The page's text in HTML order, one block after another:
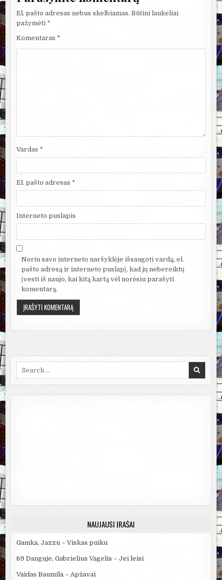
El. pašto adresas nebus skelbiamas. Būtini laukeliai
pažymėti *
Komentaras *
Vardas *
El. pašto adresas *
Interneto puslapis
Noriu savo interneto naršyklėje išsaugoti vardą, el.
pašto adresą ir interneto puslapį, kad jų nebereiktų
įvesti iš naujo, kai kitą kartą vėl norėsiu parašyti
komentarą.
NAUJAUSI ĮRAŠAI
Gamka, Jazzu – Viskas puiku
69 Danguje, Gabrielius Vagelis – Jei leisi
Vaidas Baumila – Apžavai